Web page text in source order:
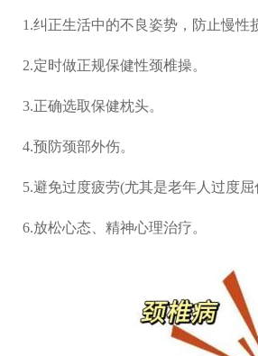
1.纠正生活中的不良姿势，防止慢性
2.定时做正规保健性颈椎操。
3.正确选取保健枕头。
4.预防颈部外伤。
5.避免过度疲劳(尤其是老年人过度屈
6.放松心态、精神心理治疗。